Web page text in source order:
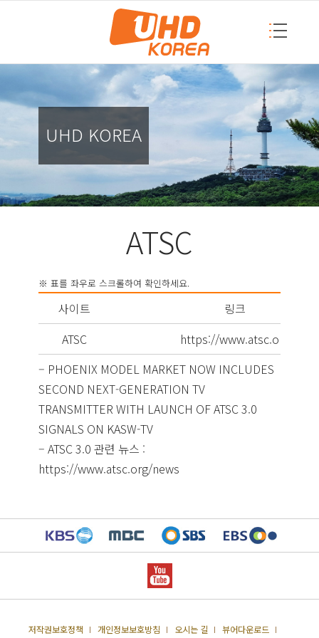
UHD KOREA
ATSC
사이트
링크
ATSC
https://www.atsc.org
– PHOENIX MODEL MARKET NOW INCLUDES
SECOND NEXT-GENERATION TV
TRANSMITTER WITH LAUNCH OF ATSC 3.0
SIGNALS ON KASW-TV
– ATSC 3.0 관련 뉴스 :
https://www.atsc.org/news
저작권보호정책 개인정보보호방침 오시는 길 뷰어다운로드